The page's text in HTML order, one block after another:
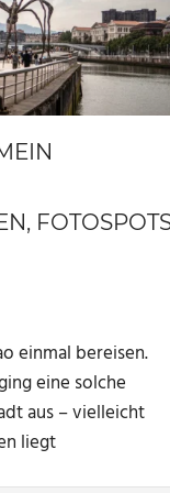
einmal bereisen.
eine solche
aus – vielleicht
liegt